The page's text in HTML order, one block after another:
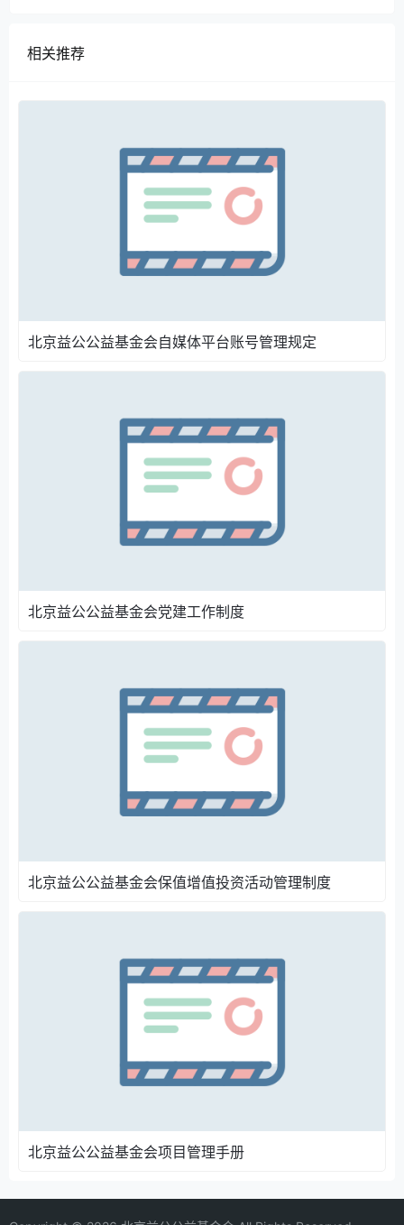
相关推荐
北京益公公益基金会自媒体平台账号管理规定
北京益公公益基金会党建工作制度
北京益公公益基金会保值增值投资活动管理制度
北京益公公益基金会项目管理手册